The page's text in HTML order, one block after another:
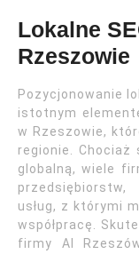
Lokalne
Rzeszowie
Pozycjonowanie
istotnym
w Rzeszowie,
regionie.
globalną, wiele
usług, z którymi
współpracę.
firmy AI